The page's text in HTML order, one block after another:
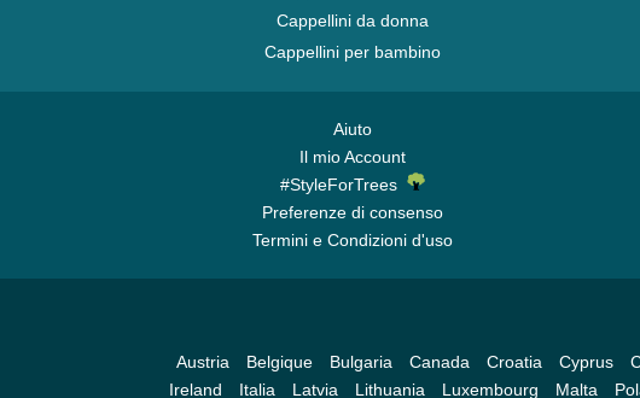
Cappellini da donna
Cappellini per bambino
Aiuto
Il mio Account
#StyleForTrees
Preferenze di consenso
Termini e Condizioni d'uso
Austria Belgique Bulgaria Canada Croatia Cyprus
Ireland
Italia Latvia Lithuania Luxembourg Malta